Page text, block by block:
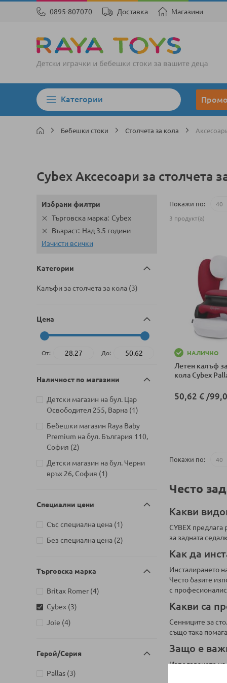
0895-807070 Доставка Магазини
Категории
Бебешки стоки Столчета за кола
Cybex Аксесоари за столчета
Покажи по
3 продукт(а)
НАЛИЧНО
Летен калъф
кола Cybex
50,62 € /
Покажи по
Често
Какви
CYBEX
за задната
Как да
Инсталирането
Често базите
с
Какви са
Сенниците за
също така
Защо е
Използването на
Избрани филтри
Търговска марка Cybex
Възраст Над 3.5 години
Изчисти всички
Категории
Калъфи за столчета за кола 3
артикули
Цена
От: До:
Наличност по магазини
Детски магазин на бул. Цар
Освободител 255, Варна 1
артикул
Бебешки магазин Raya Baby
Premium на бул. България 110,
София
2
артикули
Детски магазин на бул. Черни
връх 26, София
1
артикул
Специални цени
Със специална цена 1
артикул
Без специална цена 2
артикули
Търговска марка
Britax Romer 4
артикули
Cybex 3
артикули
Joie 4
артикули
Герой/Серия
Pallas 3
артикули